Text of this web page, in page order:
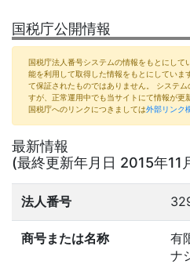
国税庁公開情報
国税庁法人番号システムの情報をもとにし
能を利用して取得した情報をもとにしていま
て保証されたものではありません。 システ
すが、正常運用中でも当サイトにて情報が更
国税庁へのリンクにつきましては外部リンク
最新情報
(最終更新年月日 2015年11
法人番号
商号または名称
有
ナ